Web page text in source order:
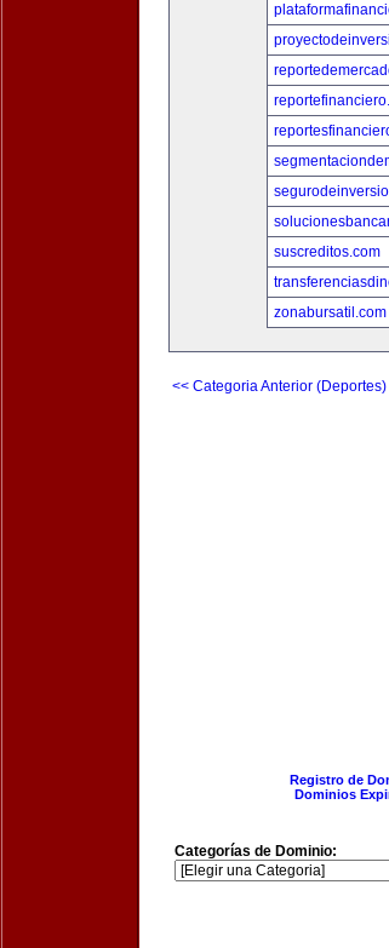
suscreditos.com
zonabursatil.com
<< Categoria Anterior (Deportes)
Registro de
Dominios
Categorías de Dominio: